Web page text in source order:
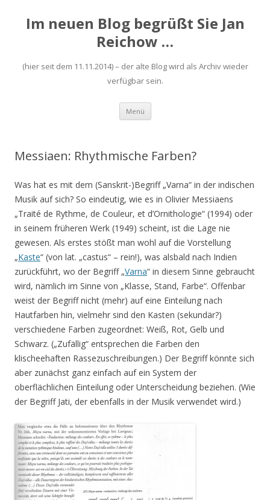
Im neuen Blog begrüßt Sie Jan
Reichow …
(hier seit dem 11.11.2014) – der alte Blog wird als Archiv wieder
verfügbar sein.
Menü Zum
springen
Messiaen: Rhythmische Farben?
Was hat es mit dem (Sanskrit-)Begriff „Varna“ in der indischen
Musik auf sich? So eindeutig, wie es in Olivier Messiaens
„Traité de Rythme, de Couleur, et d’Ornithologie“ (1994) oder
in seinem früheren Werk (1949) scheint, ist die Lage nie
gewesen. Als erstes stößt man wohl auf die Vorstellung
„Kaste“ (von lat. „castus“ – rein!), was alsbald nach Indien
zurückführt, wo der Begriff „Varna“ in diesem Sinne gebraucht
wird, nämlich im Sinne von „Klasse, Stand, Farbe“. Offenbar
weist der Begriff nicht (mehr) auf eine Einteilung nach
Hautfarben hin, vielmehr sind den Kasten (sekundär?)
verschiedene Farben zugeordnet: Weiß, Rot, Gelb und
Schwarz. („Zufällig“ entsprechen die Farben den
klischeehaften Rassezuschreibungen.) Der Begriff könnte sich
aber zunächst ganz einfach auf ein System der
oberflächlichen Einteilung oder Unterscheidung beziehen. (Wie
der Begriff Jati, der ebenfalls in der Musik verwendet wird.)